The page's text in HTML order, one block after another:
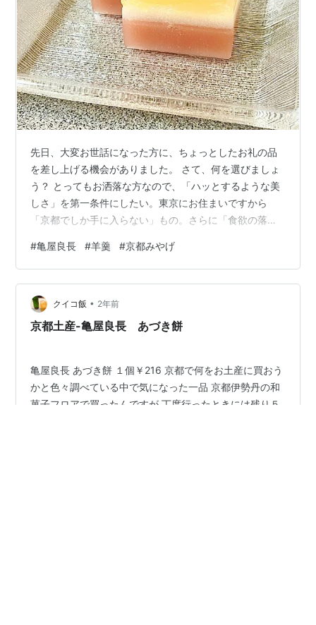
先日、大変お世話になった方に、ちょっとしたお礼の品
を差し上げる機会がありました。 さて、何を選びましょ
う？ とってもお洒落な方なので、「ハッとするような美
しさ」を第一条件にしたい。東京にお住まいですから
「京都でしか手に入らない」もの。さらに「食欲の落ち
運べて、ある程度日持ちする」...。 頭を悩ませ、ふと思
い出したのは『亀屋良長』さんの「夏まつり」。
kameya-yoshinaga.com 「お口に合わないことはないだ
ろうけど、ちょっと面白みに欠けるかしら...。」と思い
つつ、ウェブサイトを眺めておりましたら、こちらが目
#亀屋良長 #羊羹 #京都みやげ
クイコ飯 • 2年前
京都土産-亀屋良長 あづき餅